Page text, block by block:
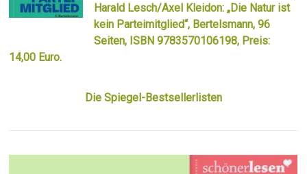
Harald Lesch/Axel Kleidon: „Die Natur ist
kein Parteimitglied“, Bertelsmann, 96
Seiten, ISBN 9783570106198, Preis:
14,00 Euro.
Die Spiegel-Bestsellerlisten